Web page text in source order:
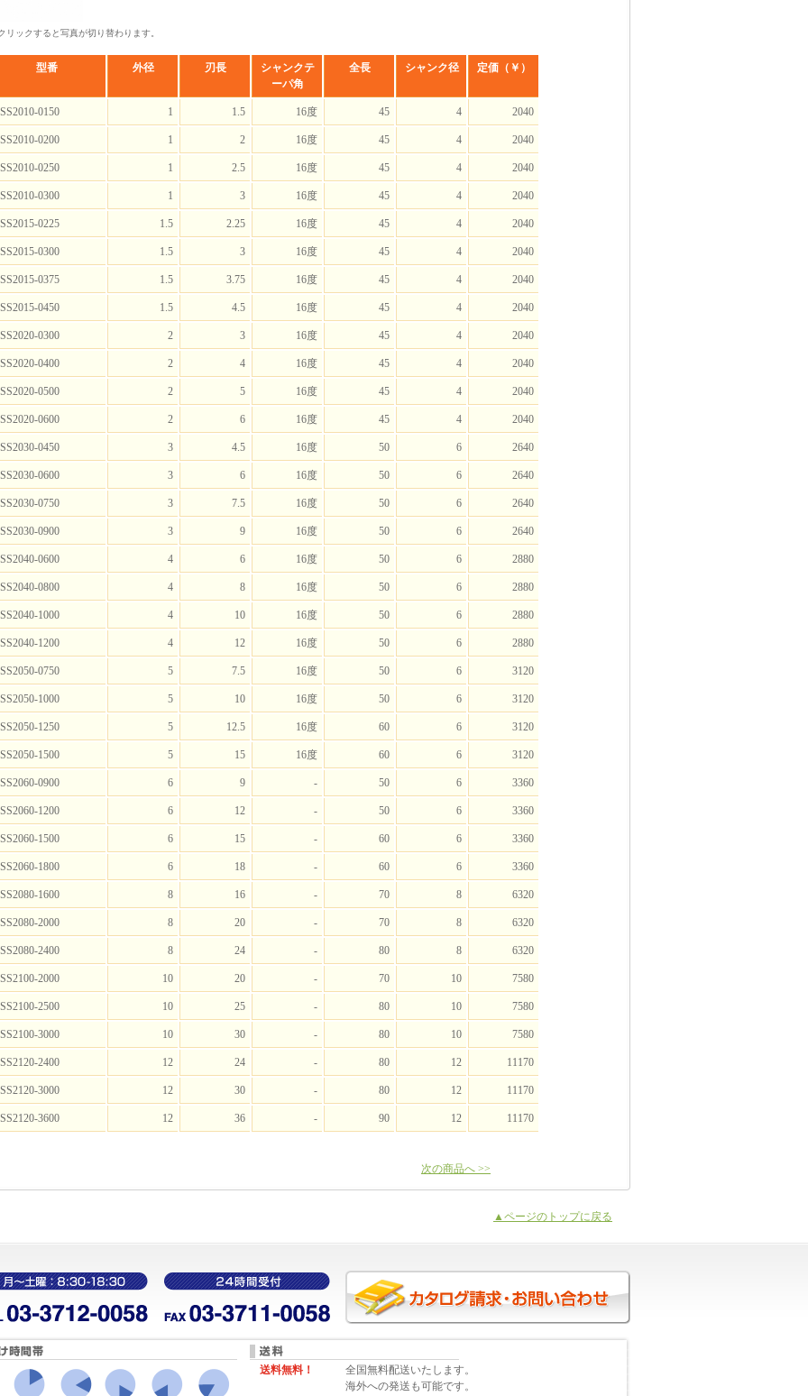
リックすると写真が切り替わります。
型番 外径 刃長
シャンクテ
ーパ角
全長 シャンク径 定価（￥）
0150 1 1.5 16度 45 4 2040
0200 1 2 16度 45 4 2040
0250 1 2.5 16度 45 4 2040
0300 1 3 16度 45 4 2040
0225 1.5 2.25 16度 45 4 2040
0300 1.5 3 16度 45 4 2040
0375 1.5 3.75 16度 45 4 2040
0450 1.5 4.5 16度 45 4 2040
0300 2 3 16度 45 4 2040
0400 2 4 16度 45 4 2040
0500 2 5 16度 45 4 2040
0600 2 6 16度 45 4 2040
0450 3 4.5 16度 50 6 2640
0600 3 6 16度 50 6 2640
0750 3 7.5 16度 50 6 2640
0900 3 9 16度 50 6 2640
0600 4 6 16度 50 6 2880
0800 4 8 16度 50 6 2880
1000 4 10 16度 50 6 2880
1200 4 12 16度 50 6 2880
0750 5 7.5 16度 50 6 3120
1000 5 10 16度 50 6 3120
1250 5 12.5 16度 60 6 3120
1500 5 15 16度 60 6 3120
0900 6 9 - 50 6 3360
1200 6 12 - 50 6 3360
1500 6 15 - 60 6 3360
1800 6 18 - 60 6 3360
1600 8 16 - 70 8 6320
2000 8 20 - 70 8 6320
2400 8 24 - 80 8 6320
2000 10 20 - 70 10 7580
2500 10 25 - 80 10 7580
3000 10 30 - 80 10 7580
2400 12 24 - 80 12 11170
3000 12 30 - 80 12 11170
3600 12 36 - 90 12 11170
次の商品へ >>
▲ページのトップに戻る
送料無料！
全国無料配送いたします。
海外への発送も可能です。